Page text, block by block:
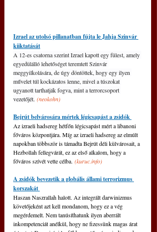
Izrael az utolsó pillanatban fújta le Jahja Szinvár
kiiktatását
A 12-es csatorna szerint Izrael kapott egy fülest, amely
egyedülálló lehetőséget teremtett Szinvár
meggyilkolására, de úgy döntöttek, hogy egy ilyen
művelet túl kockázatos lenne, mivel a túszokat
ugyanott tarthatják fogva, mint a terrorcsoport
vezetőjét. (neokohn)
Bejrút belvárosára mértek légicsapást a zsidók
Az izraeli hadsereg hétfőn légicsapást mért a libanoni
főváros központjára. Míg az izraeli hadsereg az elmúlt
napokban többször is támadta Bejrút déli külvárosait, a
Hezbollah fellegvárát, ez az első alkalom, hogy a
főváros szívét vette célba. (kuruc.info)
A zsidók bevezetik a globális állami terrorizmus
korszakát
Haszan Naszrallah halott. Az integrált darwinizmus
követőjeként azt kell mondanom, hogy ez a vég
megérdemelt. Nem tanúsíthatunk ilyen aberrált
inkompetenciát anélkül, hogy ne fizessünk magas árat